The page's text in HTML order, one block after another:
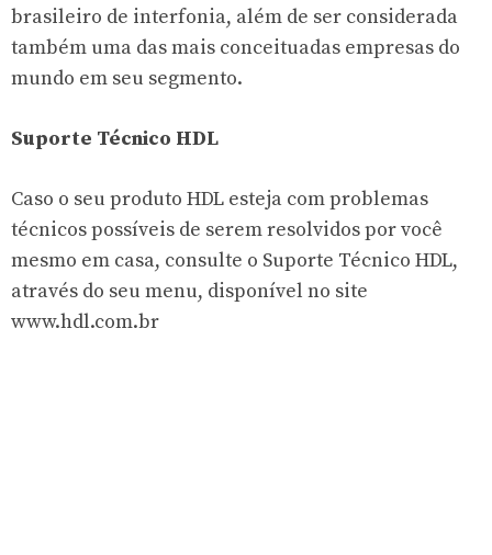
brasileiro de interfonia, além de ser considerada
também uma das mais conceituadas empresas do
mundo em seu segmento.
Suporte Técnico HDL
Caso o seu produto HDL esteja com problemas
técnicos possíveis de serem resolvidos por você
mesmo em casa, consulte o Suporte Técnico HDL,
através do seu menu, disponível no site
www.hdl.com.br